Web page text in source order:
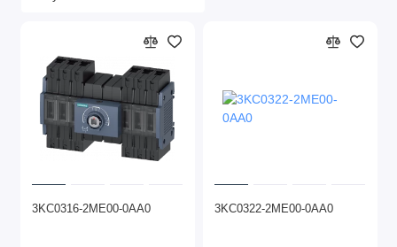
3KC0316-2ME00-0AA0 3KC0322-2ME00-0AA0